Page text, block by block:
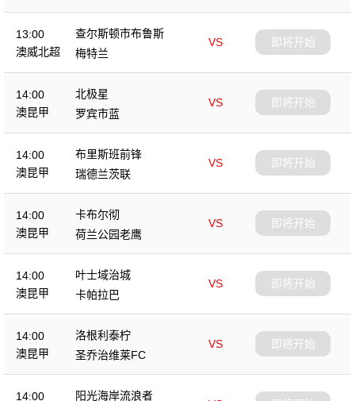
13:00
澳威北超
查尔斯顿市布鲁斯
VS
梅特兰
即将开始
14:00
澳昆甲
北极星
VS
罗宾市蓝
即将开始
14:00
澳昆甲
布里斯班前锋
VS
瑞德兰茨联
即将开始
14:00
澳昆甲
卡布尔彻
VS
荷兰公园老鹰
即将开始
14:00
澳昆甲
叶士域治城
VS
卡帕拉巴
即将开始
14:00
澳昆甲
洛根利泰柠
VS
圣乔治维莱FC
即将开始
14:00
阳光海岸流浪者